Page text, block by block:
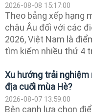
2026-08-08 15:17:00
Theo bảng xếp hạng
châu Âu đối với các
2026, Việt Nam là
tìm kiếm nhiều thứ 4
Xu hướng trải
địa cuối mùa Hè?
2026-08-07 13:59:00
Bên cạnh lựa chọn